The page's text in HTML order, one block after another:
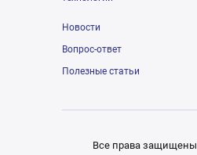
Новости
Вопрос-ответ
Полезные статьи
Все права защищены